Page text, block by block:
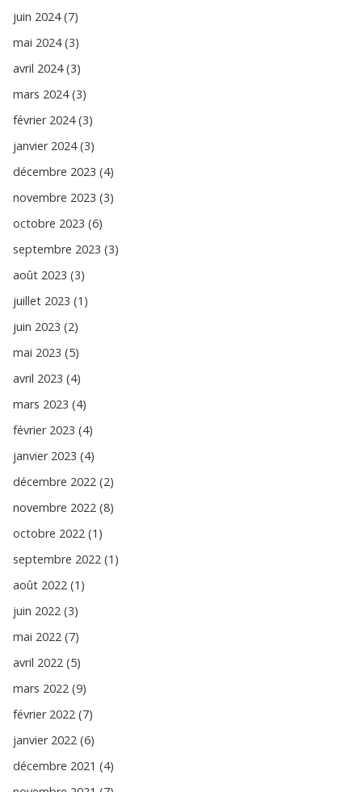
juin 2024 (7)
mai 2024 (3)
avril 2024 (3)
mars 2024 (3)
février 2024 (3)
janvier 2024 (3)
décembre 2023 (4)
novembre 2023 (3)
octobre 2023 (6)
septembre 2023 (3)
août 2023 (3)
juillet 2023 (1)
juin 2023 (2)
mai 2023 (5)
avril 2023 (4)
mars 2023 (4)
février 2023 (4)
janvier 2023 (4)
décembre 2022 (2)
novembre 2022 (8)
octobre 2022 (1)
septembre 2022 (1)
août 2022 (1)
juin 2022 (3)
mai 2022 (7)
avril 2022 (5)
mars 2022 (9)
février 2022 (7)
janvier 2022 (6)
décembre 2021 (4)